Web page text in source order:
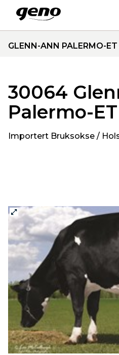
GLENN-ANN PALERMO-
30064
Palermo-ET
Importert Bruksokse /